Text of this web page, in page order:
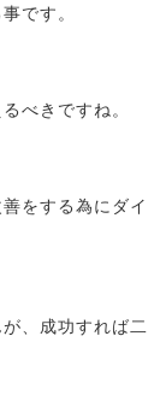
です。
べきですね。
をする為にダイ
、成功すれば二